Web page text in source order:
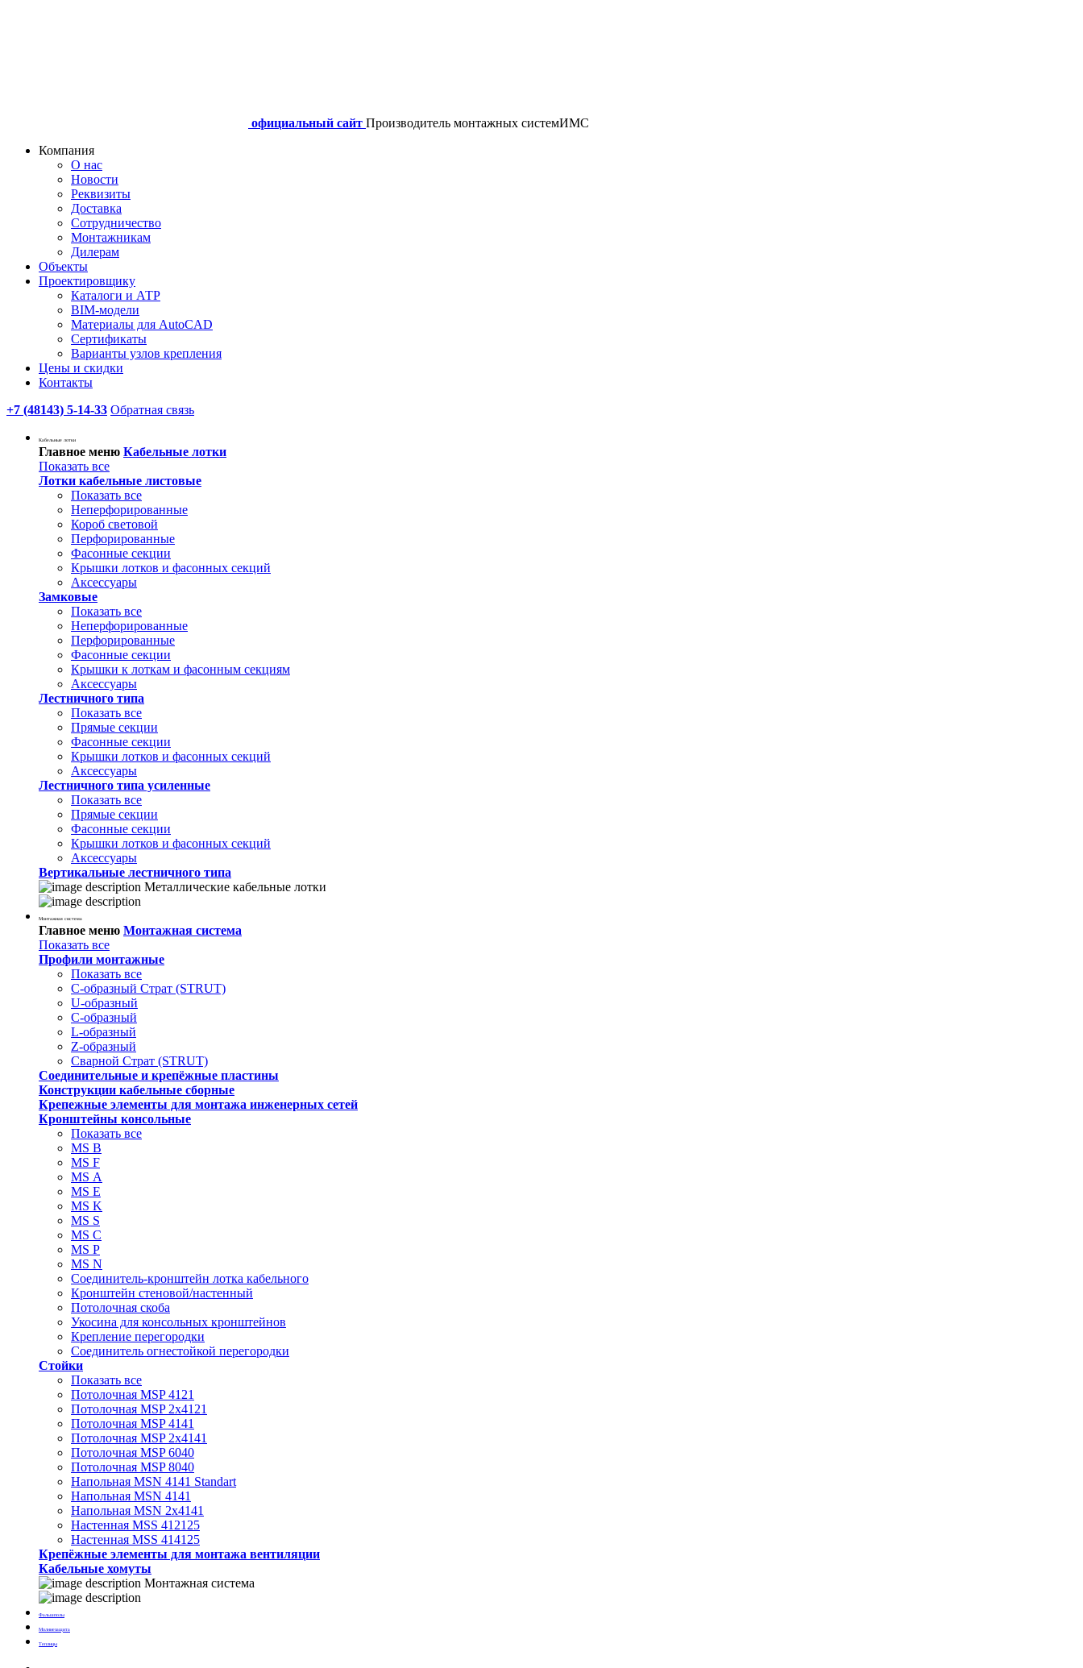
официальный сайт Производитель монтажных системИМС
Компания
О нас
Новости
Реквизиты
Доставка
Сотрудничество
Монтажникам
Дилерам
Объекты
Проектировщику
Каталоги и АТР
BIM-модели
Материалы для AutoCAD
Сертификаты
Варианты узлов крепления
Цены и скидки
Контакты
+7 (48143) 5-14-33 Обратная связь
Кабельные лотки
Главное меню Кабельные лотки
Показать все
Лотки кабельные листовые
Показать все
Неперфорированные
Короб световой
Перфорированные
Фасонные секции
Крышки лотков и фасонных секций
Аксессуары
Замковые
Показать все
Неперфорированные
Перфорированные
Фасонные секции
Крышки к лоткам и фасонным секциям
Аксессуары
Лестничного типа
Показать все
Прямые секции
Фасонные секции
Крышки лотков и фасонных секций
Аксессуары
Лестничного типа усиленные
Показать все
Прямые секции
Фасонные секции
Крышки лотков и фасонных секций
Аксессуары
Вертикальные лестничного типа
Металлические кабельные лотки
Монтажная система
Главное меню Монтажная система
Показать все
Профили монтажные
Показать все
С-образный Страт (STRUT)
U-образный
С-образный
L-образный
Z-образный
Сварной Страт (STRUT)
Соединительные и крепёжные пластины
Конструкции кабельные сборные
Крепежные элементы для монтажа инженерных сетей
Кронштейны консольные
Показать все
MS В
MS F
MS А
MS Е
MS K
MS S
MS C
MS P
MS N
Соединитель-кронштейн лотка кабельного
Кронштейн стеновой/настенный
Потолочная скоба
Укосина для консольных кронштейнов
Крепление перегородки
Соединитель огнестойкой перегородки
Стойки
Показать все
Потолочная MSP 4121
Потолочная MSP 2х4121
Потолочная MSP 4141
Потолочная MSP 2х4141
Потолочная MSP 6040
Потолочная MSP 8040
Напольная MSN 4141 Standart
Напольная MSN 4141
Напольная MSN 2х4141
Настенная MSS 412125
Настенная MSS 414125
Крепёжные элементы для монтажа вентиляции
Кабельные хомуты
Монтажная система
Фальшполы
Молниезащита
Теплицы